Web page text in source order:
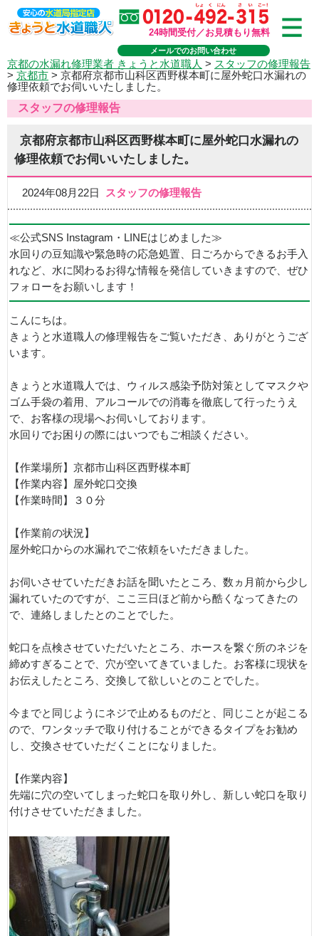
24時間受付／お見積もり無料
メールでのお問い合わせ
京都の水漏れ修理業者 きょうと水道職人 > スタッフの修理報告
> 京都市 > 京都府京都市山科区西野楳本町に屋外蛇口水漏れの
修理依頼でお伺いいたしました。
スタッフの修理報告
京都府京都市山科区西野楳本町に屋外蛇口水漏れの
修理依頼でお伺いいたしました。
2024年08月22日 スタッフの修理報告
≪公式SNS Instagram・LINEはじめました≫
水回りの豆知識や緊急時の応急処置、日ごろからできるお手入
れなど、水に関わるお得な情報を発信していきますので、ぜひ
フォローをお願いします！
こんにちは。
きょうと水道職人の修理報告をご覧いただき、ありがとうござ
います。
きょうと水道職人では、ウィルス感染予防対策としてマスクや
ゴム手袋の着用、アルコールでの消毒を徹底して行ったうえ
で、お客様の現場へお伺いしております。
水回りでお困りの際にはいつでもご相談ください。
【作業場所】京都市山科区西野楳本町
【作業内容】屋外蛇口交換
【作業時間】３０分
【作業前の状況】
屋外蛇口からの水漏れでご依頼をいただきました。
お伺いさせていただきお話を聞いたところ、数ヵ月前から少し
漏れていたのですが、ここ三日ほど前から酷くなってきたの
で、連絡しましたとのことでした。
蛇口を点検させていただいたところ、ホースを繋ぐ所のネジを
締めすぎることで、穴が空いてきていました。お客様に現状を
お伝えしたところ、交換して欲しいとのことでした。
今までと同じようにネジで止めるものだと、同じことが起こる
ので、ワンタッチで取り付けることができるタイプをお勧め
し、交換させていただくことになりました。
【作業内容】
先端に穴の空いてしまった蛇口を取り外し、新しい蛇口を取り
付けさせていただきました。